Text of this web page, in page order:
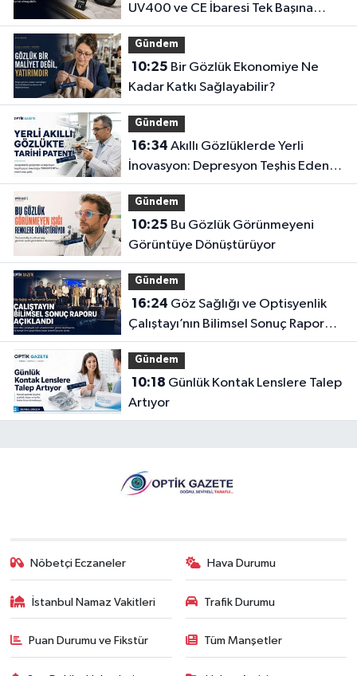
UV400 ve CE İbaresi Tek Başına
Yeterli mi?
Gündem
10:25
Kadar Katkı Sağlayabilir?
Gündem
16:34
İnovasyon: Depresyon Teşhis Eden
Gözlüğe Türkpatent Onayı
Gündem
10:25
Görüntüye Dönüştürüyor
Gündem
16:24
Çalıştayı’nın Bilimsel Sonuç Raporu
Açıklandı
Gündem
10:18
Artıyor
Nöbetçi Eczaneler Hava Durumu
İstanbul Namaz Vakitleri Trafik Durumu
Puan Durumu ve Fikstür Tüm Manşetler